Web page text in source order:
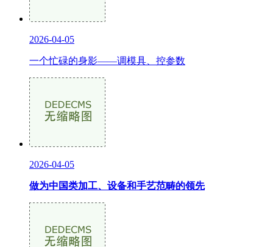
2026-04-05
一个忙碌的身影——调模具、控参数
2026-04-05
做为中国类加工、设备和手艺范畴的领先